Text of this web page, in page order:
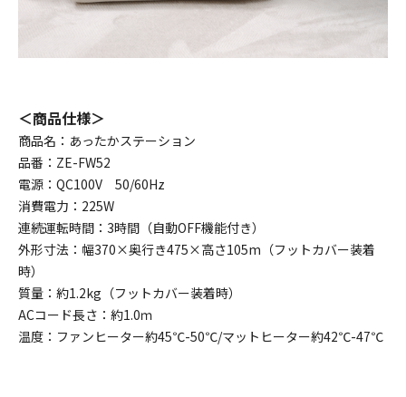
＜商品仕様＞
商品名：あったかステーション
品番：ZE-FW52
電源：QC100V 50/60Hz
消費電力：225W
連続運転時間：3時間（自動OFF機能付き）
外形寸法：幅370×奥行き475×高さ105m（フットカバー装着
時）
質量：約1.2kg（フットカバー装着時）
ACコード長さ：約1.0ｍ
温度：ファンヒーター約45℃-50℃/マットヒーター約42℃-47℃